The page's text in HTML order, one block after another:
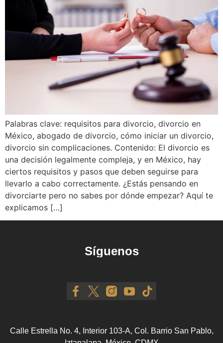
Palabras clave: requisitos para divorcio, divorcio en
México, abogado de divorcio, cómo iniciar un divorcio,
divorcio sin complicaciones. Contenido: El divorcio es
una decisión legalmente compleja, y en México, hay
ciertos requisitos y pasos que deben seguirse para
llevarlo a cabo correctamente. ¿Estás pensando en
divorciarte pero no sabes por dónde empezar? Aquí te
explicamos […]
Síguenos
Calle Estrella No. 4, Interior 103-A, Col. Barrio San Pablo,